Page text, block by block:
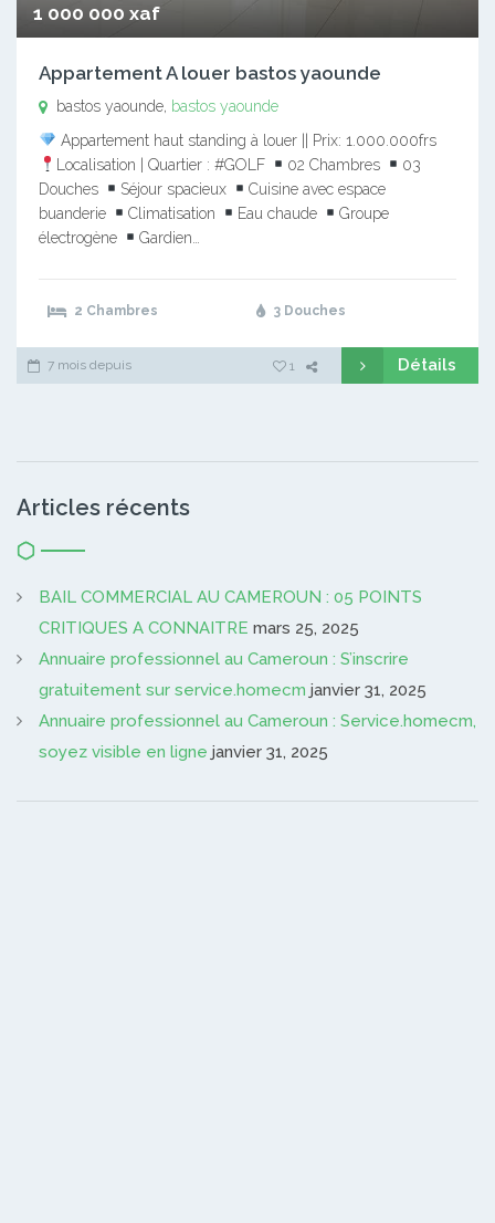
1 000 000 xaf
Appartement A louer bastos yaounde
bastos yaounde, bastos yaounde
Appartement haut standing à louer || Prix: 1.000.000frs
Localisation | Quartier : #GOLF
02 Chambres
03
Douches
Séjour spacieux
Cuisine avec espace
buanderie
Climatisation Eau chaude
Groupe
électrogène
Gardien…
2 Chambres 3 Douches
7 mois depuis 1 Détails
Articles récents
BAIL COMMERCIAL AU CAMEROUN : 05 POINTS
CRITIQUES A CONNAITRE mars 25, 2025
Annuaire professionnel au Cameroun : S’inscrire
gratuitement sur service.homecm janvier 31, 2025
Annuaire professionnel au Cameroun : Service.homecm,
soyez visible en ligne janvier 31, 2025